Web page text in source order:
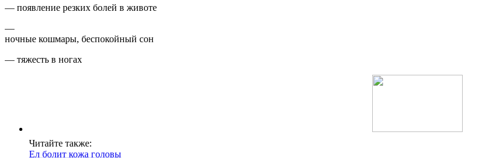
— появление резких болей в животе
—
ночные кошмары, беспокойный сон
— тяжесть в ногах
Читайте также:
Ел болит кожа головы